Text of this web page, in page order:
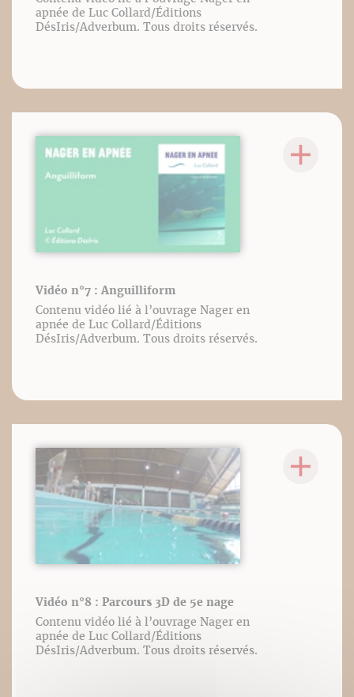
apnée de Luc Collard/Éditions
DésIris/Adverbum. Tous droits réservés.
Vidéo n°7 : Anguilliform
Contenu vidéo lié à l’ouvrage Nager en
apnée de Luc Collard/Éditions
DésIris/Adverbum. Tous droits réservés.
Vidéo n°8 : Parcours 3D de 5e nage
Contenu vidéo lié à l’ouvrage Nager en
apnée de Luc Collard/Éditions
DésIris/Adverbum. Tous droits réservés.